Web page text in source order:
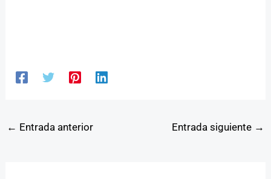
← Entrada anterior Entrada siguiente →